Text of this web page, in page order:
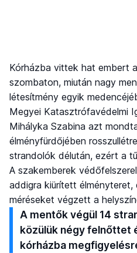
Kórházba vittek hat embert
szombaton, miután nagy
létesítmény egyik
Megyei Katasztrófavédelmi
Mihályka Szabina azt
élményfürdőjében
strandolók délután, ezért a
A szakemberek
addigra kiürített élményteret,
méréseket végzett a
A mentők végül 14
közülük négy felnőttet
kórházba